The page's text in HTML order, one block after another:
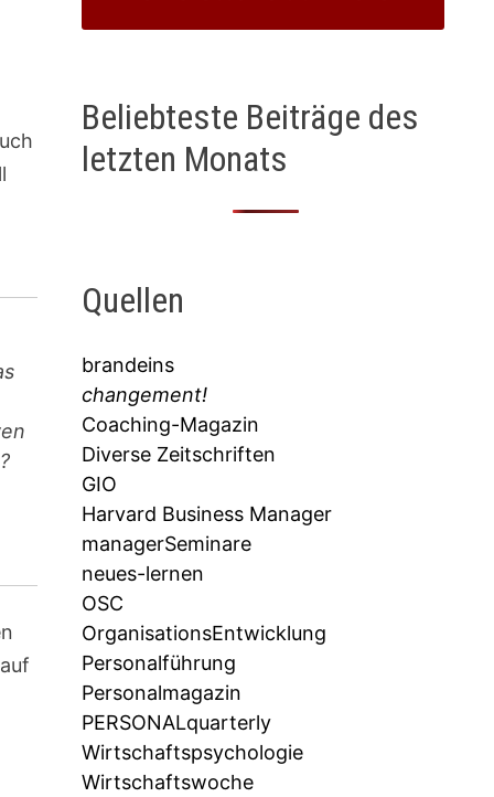
Beliebteste Beiträge des
letzten Monats
Quellen
brandeins
changement!
Coaching-Magazin
Diverse Zeitschriften
GIO
Harvard Business Manager
managerSeminare
neues-lernen
OSC
OrganisationsEntwicklung
Personalführung
Personalmagazin
PERSONALquarterly
Wirtschaftspsychologie
Wirtschaftswoche